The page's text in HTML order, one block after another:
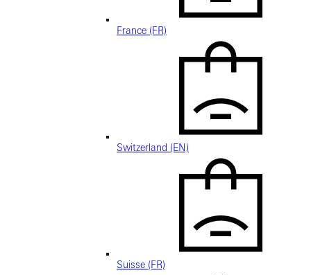
France (FR)
Switzerland (EN)
Suisse (FR)